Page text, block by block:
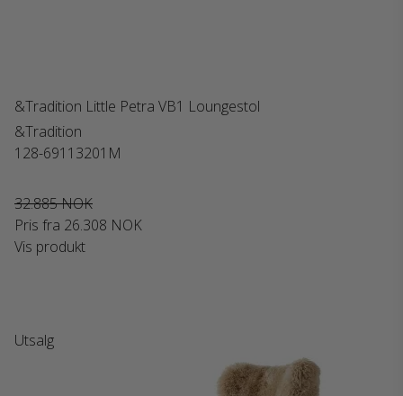
&Tradition Little Petra VB1 Loungestol
&Tradition
128-69113201M
32.885 NOK
Pris fra 26.308 NOK
Vis produkt
Utsalg